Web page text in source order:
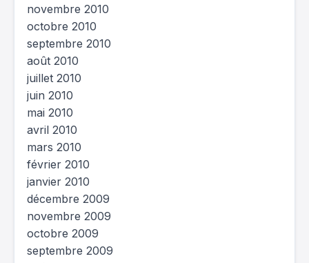
novembre 2010
octobre 2010
septembre 2010
août 2010
juillet 2010
juin 2010
mai 2010
avril 2010
mars 2010
février 2010
janvier 2010
décembre 2009
novembre 2009
octobre 2009
septembre 2009